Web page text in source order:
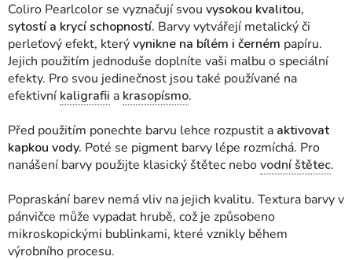
Coliro Pearlcolor se vyznačují svou vysokou kvalitou,
sytostí a krycí schopností. Barvy vytvářejí metalický či
perleťový efekt, kterývynikne na bílém i černém papíru.
Jejich použitím jednoduše doplníte vaši malbu o speciální
efekty. Pro svou jedinečnost jsou také používané na
efektivní kaligrafii a krasopísmo.
Před použitím ponechte barvu lehce rozpustit a aktivovat
kapkou vody. Poté se pigment barvy lépe rozmíchá. Pro
nanášení barvy použijte klasický štětec nebovodní štětec.
Popraskání barev nemá vliv na jejich kvalitu. Textura barvy v
pánvičce může vypadat hrubě, což je způsobeno
mikroskopickými bublinkami, které vznikly během
výrobního procesu.